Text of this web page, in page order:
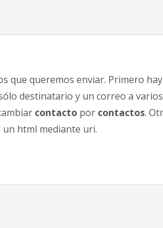
que queremos enviar. Primero
destinatario y un correo a varios
contacto por contactos.
html mediante uri.